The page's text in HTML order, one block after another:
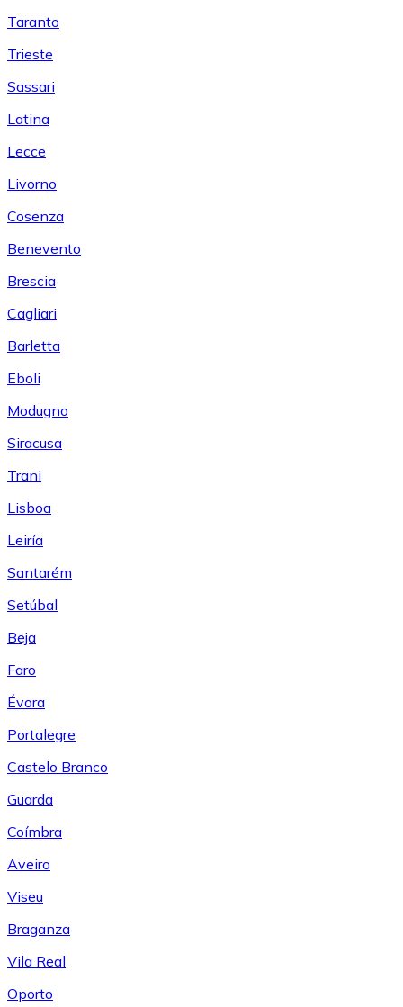
Taranto
Trieste
Sassari
Latina
Lecce
Livorno
Cosenza
Benevento
Brescia
Cagliari
Barletta
Eboli
Modugno
Siracusa
Trani
Lisboa
Leiría
Santarém
Setúbal
Beja
Faro
Évora
Portalegre
Castelo Branco
Guarda
Coímbra
Aveiro
Viseu
Braganza
Vila Real
Oporto